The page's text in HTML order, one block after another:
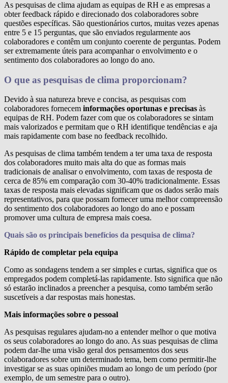
As pesquisas de clima ajudam as equipas de RH e as empresas a
obter feedback rápido e direcionado dos colaboradores sobre
questões específicas. São questionários curtos, muitas vezes apenas
entre 5 e 15 perguntas, que são enviados regularmente aos
colaboradores e contêm um conjunto coerente de perguntas. Podem
ser extremamente úteis para acompanhar o envolvimento e o
sentimento dos colaboradores ao longo do ano.
O que as pesquisas de clima proporcionam?
Devido à sua natureza breve e concisa, as pesquisas com
colaboradores fornecem informações oportunas e precisas às
equipas de RH. Podem fazer com que os colaboradores se sintam
mais valorizados e permitam que o RH identifique tendências e aja
mais rapidamente com base no feedback recolhido.
As pesquisas de clima também tendem a ter uma taxa de resposta
dos colaboradores muito mais alta do que as formas mais
tradicionais de analisar o envolvimento, com taxas de resposta de
cerca de 85% em comparação com 30-40% tradicionalmente. Essas
taxas de resposta mais elevadas significam que os dados serão mais
representativos, para que possam fornecer uma melhor compreensão
do sentimento dos colaboradores ao longo do ano e possam
promover uma cultura de empresa mais coesa.
Quais são os principais benefícios da pesquisa de clima?
Rápido de completar pela equipa
Como as sondagens tendem a ser simples e curtas, significa que os
empregados podem completá-las rapidamente. Isto significa que não
só estarão inclinados a preencher a pesquisa, como também serão
suscetíveis a dar respostas mais honestas.
Mais informações sobre o pessoal
As pesquisas regulares ajudam-no a entender melhor o que motiva
os seus colaboradores ao longo do ano. As suas pesquisas de clima
podem dar-lhe uma visão geral dos pensamentos dos seus
colaboradores sobre um determinado tema, bem como permitir-lhe
investigar se as suas opiniões mudam ao longo de um período (por
exemplo, de um semestre para o outro).